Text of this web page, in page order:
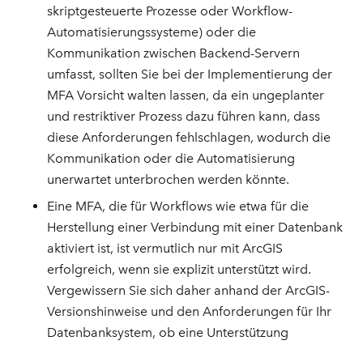
skriptgesteuerte Prozesse oder Workflow-
Automatisierungssysteme) oder die
Kommunikation zwischen Backend-Servern
umfasst, sollten Sie bei der Implementierung der
MFA Vorsicht walten lassen, da ein ungeplanter
und restriktiver Prozess dazu führen kann, dass
diese Anforderungen fehlschlagen, wodurch die
Kommunikation oder die Automatisierung
unerwartet unterbrochen werden könnte.
Eine MFA, die für Workflows wie etwa für die
Herstellung einer Verbindung mit einer Datenbank
aktiviert ist, ist vermutlich nur mit ArcGIS
erfolgreich, wenn sie explizit unterstützt wird.
Vergewissern Sie sich daher anhand der ArcGIS-
Versionshinweise und den Anforderungen für Ihr
Datenbanksystem, ob eine Unterstützung